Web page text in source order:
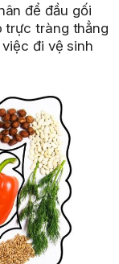
để đầu gối
trực tràng thẳng
đi vệ sinh